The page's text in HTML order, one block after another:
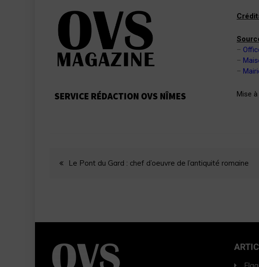
SERVICE RÉDACTION OVS NÎMES
–
–
–
Mise
Le Pont du Gard : chef d’oeuvre de l’antiquité romaine